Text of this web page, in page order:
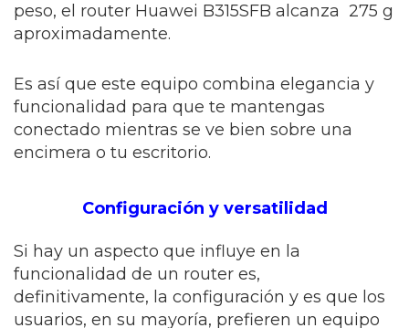
peso, el router Huawei B315SFB alcanza 275 g
aproximadamente.
Es así que este equipo combina elegancia y
funcionalidad para que te mantengas
conectado mientras se ve bien sobre una
encimera o tu escritorio.
Configuración y versatilidad
Si hay un aspecto que influye en la
funcionalidad de un router es,
definitivamente, la configuración y es que los
usuarios, en su mayoría, prefieren un equipo